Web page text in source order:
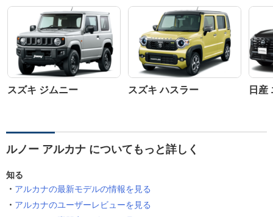
スズキ ジムニー スズキ ハスラー 日産
ルノー アルカナ についてもっと詳しく
知る
アルカナの最新モデルの情報を見る
アルカナのユーザーレビューを見る